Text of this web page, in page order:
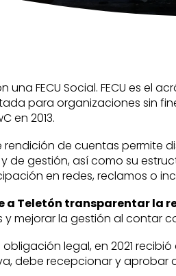
una FECU Social. FECU es
para organizaciones sin
en 2013.
rendición de cuentas
de gestión, así como su
en redes, reclamos o
a Teletón transparentar
mejorar la gestión al contar
legal, en 2021
debe recepcionar y aprobar